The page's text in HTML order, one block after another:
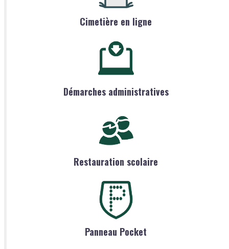
Cimetière en ligne
Démarches administratives
Restauration scolaire
Panneau Pocket